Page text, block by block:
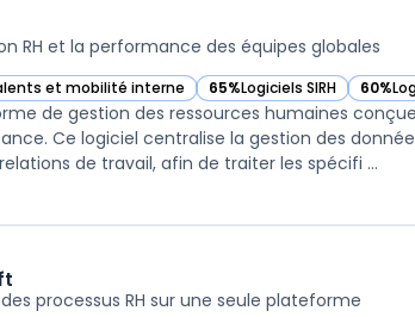
RH et la performance des équipes globales
et mobilité interne
catégorie 65%Logiciels SIRH
— voir HiBob (Bob) dans
60%
— voir
de gestion des ressources humaines
Ce logiciel centralise la gestion des
de travail, afin de traiter les spécifi ...
processus RH sur une seule plateforme